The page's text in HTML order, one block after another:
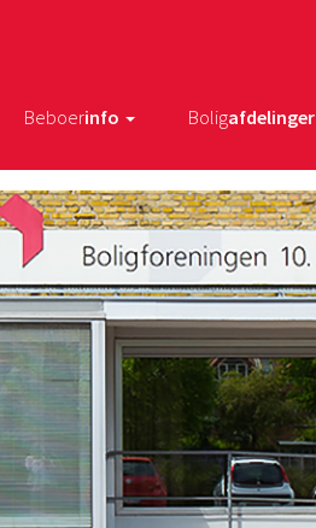
Beboerinfo Boligafdelinger